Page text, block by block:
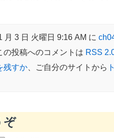
月 3 日 火曜日 9:16 AM に
の投稿へのコメントは RSS
残すか、ご自分のサイトから
ぞ